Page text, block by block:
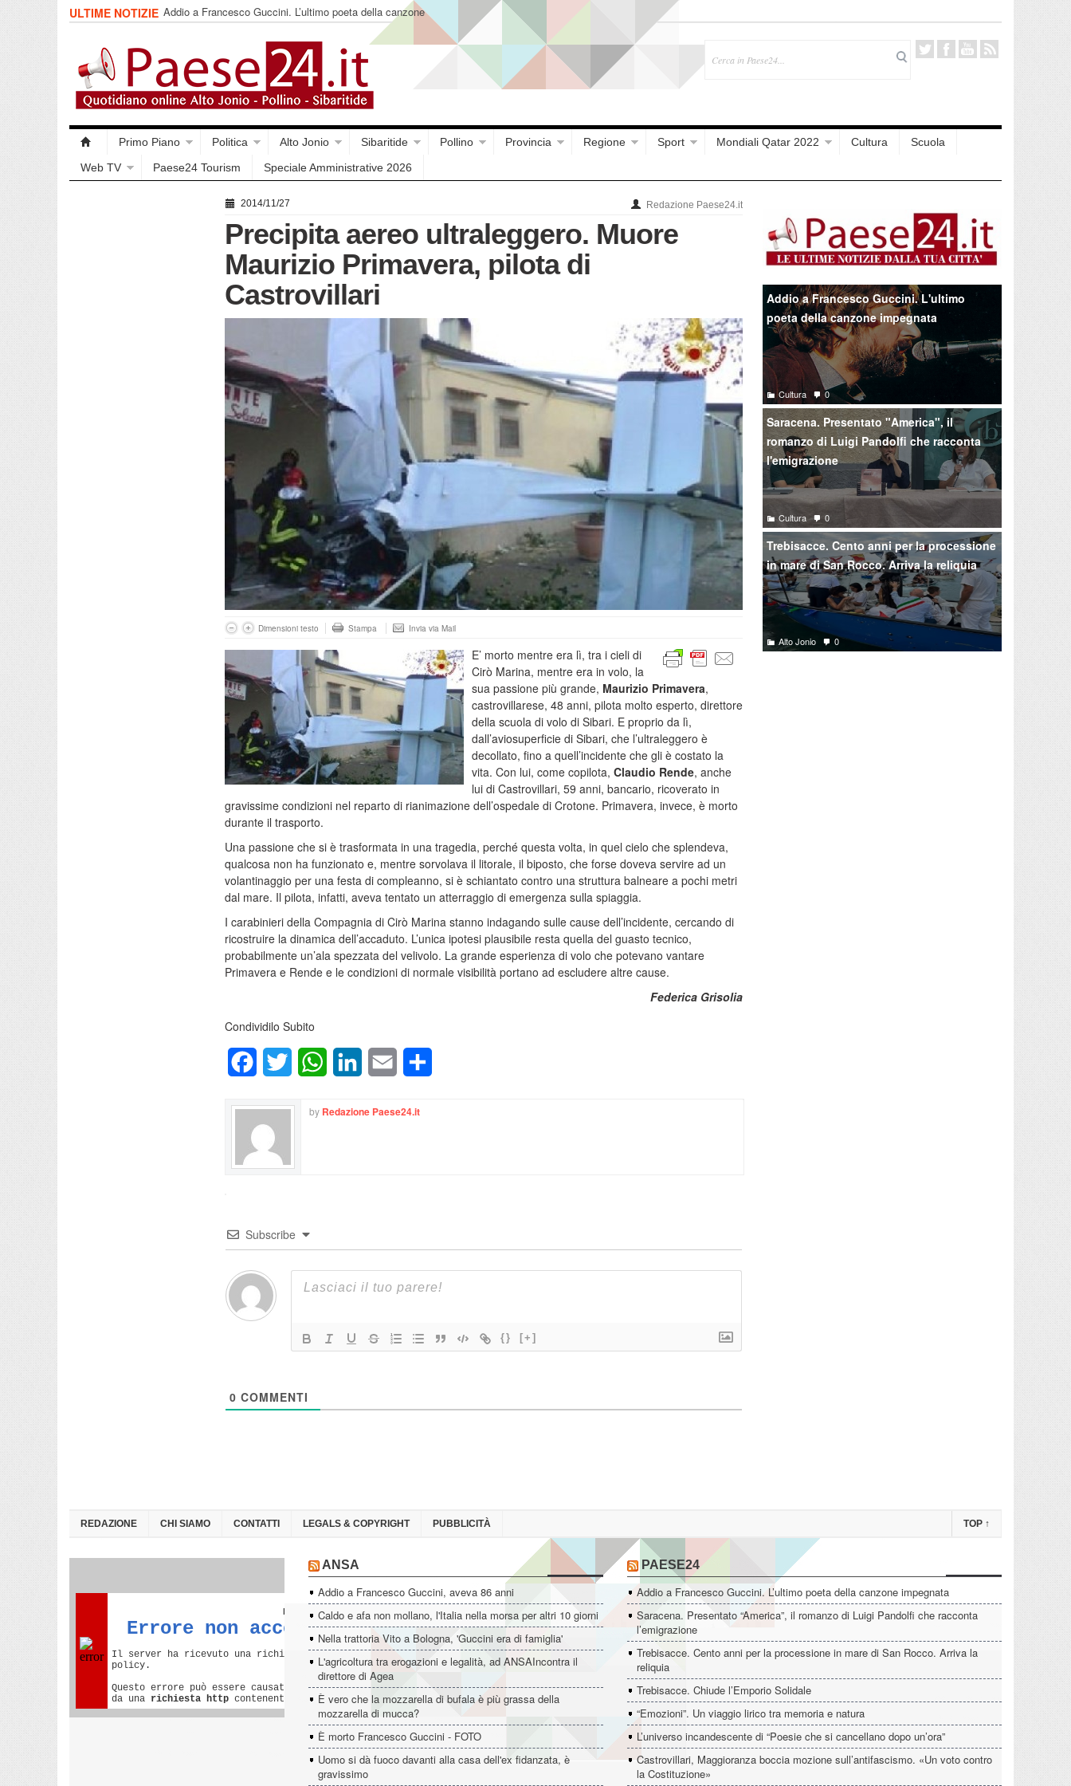
ULTIME NOTIZIE Saracena. Presentato “America”, il romanzo di Luigi Pandolfi che
racconta l’emigrazione
Primo Piano Politica Alto Jonio Sibaritide Pollino Provincia Regione Sport Mondiali Qatar 2022 Cultura
Scuola
Web TV
Paese24 Tourism Speciale Amministrative 2026
2014/11/27 Redazione Paese24.it
Precipita aereo ultraleggero. Muore
Maurizio Primavera, pilota di
Castrovillari
Dimensioni testo Stampa Invia via Mail
E’ morto mentre era lì, tra i cieli di
Cirò Marina, mentre era in volo, la
sua passione più grande, Maurizio Primavera,
castrovillarese, 48 anni, pilota molto esperto, direttore
della scuola di volo di Sibari. E proprio da lì,
dall’aviosuperficie di Sibari, che l’ultraleggero è
decollato, fino a quell’incidente che gli è costato la
vita. Con lui, come copilota, Claudio Rende, anche
lui di Castrovillari, 59 anni, bancario, ricoverato in
gravissime condizioni nel reparto di rianimazione dell’ospedale di Crotone. Primavera, invece, è morto
durante il trasporto.
Una passione che si è trasformata in una tragedia, perché questa volta, in quel cielo che splendeva,
qualcosa non ha funzionato e, mentre sorvolava il litorale, il biposto, che forse doveva servire ad un
volantinaggio per una festa di compleanno, si è schiantato contro una struttura balneare a pochi metri
dal mare. Il pilota, infatti, aveva tentato un atterraggio di emergenza sulla spiaggia.
I carabinieri della Compagnia di Cirò Marina stanno indagando sulle cause dell’incidente, cercando di
ricostruire la dinamica dell’accaduto. L’unica ipotesi plausibile resta quella del guasto tecnico,
probabilmente un’ala spezzata del velivolo. La grande esperienza di volo che potevano vantare
Primavera e Rende e le condizioni di normale visibilità portano ad escludere altre cause.
Federica Grisolia
Condividilo Subito
FacebookTwitter WhatsAppLinkedInEmail
by Redazione Paese24.it
Subscribe
{} [+]
0 COMMENTI
Addio a Francesco Guccini. L'ultimo
poeta della canzone impegnata
Cultura 0
Saracena. Presentato "America", il
romanzo di Luigi Pandolfi che racconta
l'emigrazione
Cultura 0
Trebisacce. Cento anni per la processione
in mare di San Rocco. Arriva la reliquia
Alto Jonio 0
REDAZIONE CHI SIAMO CONTATTI LEGALS & COPYRIGHT PUBBLICITÀ TOP ↑
ANSA
Addio a Francesco Guccini, aveva 86 anni
Caldo e afa non mollano, l'Italia nella morsa per altri 10 giorni
Nella trattoria Vito a Bologna, 'Guccini era di famiglia'
L'agricoltura tra erogazioni e legalità, ad ANSAIncontra il
direttore di Agea
È vero che la mozzarella di bufala è più grassa della
mozzarella di mucca?
È morto Francesco Guccini - FOTO
Uomo si dà fuoco davanti alla casa dell'ex fidanzata, è
gravissimo
PAESE24
Addio a Francesco Guccini. L’ultimo poeta della canzone impegnata
Saracena. Presentato “America”, il romanzo di Luigi Pandolfi che racconta
l’emigrazione
Trebisacce. Cento anni per la processione in mare di San Rocco. Arriva la
reliquia
Trebisacce. Chiude l’Emporio Solidale
“Emozioni”. Un viaggio lirico tra memoria e natura
L’universo incandescente di “Poesie che si cancellano dopo un’ora”
Castrovillari, Maggioranza boccia mozione sull’antifascismo. «Un voto contro
la Costituzione»